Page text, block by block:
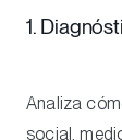
1.
Analiza
social,